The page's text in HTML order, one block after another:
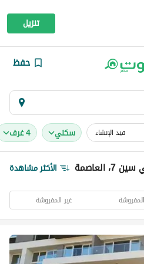
تنزيل
حفظ
قيد الإنشاء سكني 4 غرف
عقارات سكنية 4 غرف للبيع في سين 7، العاصمة الأكثر مشاهدة
المفروشة غير المفروشة